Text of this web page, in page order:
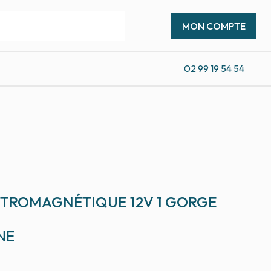
MON COMPTE
02 99 19 54 54
12V 1 GORGE